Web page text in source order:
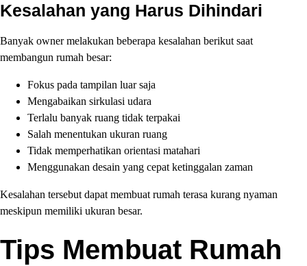
Kesalahan yang Harus Dihindari
Banyak owner melakukan beberapa kesalahan berikut saat
membangun rumah besar:
Fokus pada tampilan luar saja
Mengabaikan sirkulasi udara
Terlalu banyak ruang tidak terpakai
Salah menentukan ukuran ruang
Tidak memperhatikan orientasi matahari
Menggunakan desain yang cepat ketinggalan zaman
Kesalahan tersebut dapat membuat rumah terasa kurang nyaman
meskipun memiliki ukuran besar.
Tips Membuat Rumah